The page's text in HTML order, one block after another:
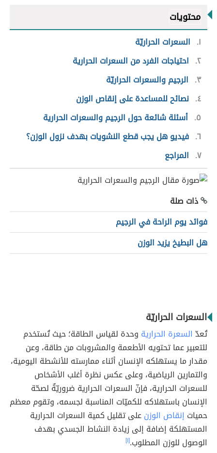
محتويات
١
السعرات الحراريّة
٢ احتياجات الفرد من السعرات الحرارية
٣
الرجيم والسعرات الحراريّة
٤ نصائح للمساعدة على إنقاص الوزن
٥ أسئلة شائعة حول الرجيم والسعرات الحرارية
٦ فيديو هل يجب قطع النشويات بهدف نزول الوزن؟
٧ المراجع
ذات صلة
فوائد يوم الراحة في الرجيم
هل البطيخ يزيد الوزن
السعرات الحراريّة
تُعدّ السعرة الحرارية وحدة لقياس الطاقة؛ حيث تُستخدم
للتعبير عما تحتويه الأطعمة والمشروبات من طاقة، وعن
مقدار ما يستهلكه الإنسان أثناء ممارسته للأنشطة اليومية،
والتمارين الرياضية، وعلى عكس نظرة أغلب الأشخاص
للسعرات الحرارية، فإنّ السعرات الحرارية ضروريّةٌ لصحّة
الإنسان باستهلاكه للكميّات المناسبة لجسمه، وتقوم معظم
حميات إنقاص الوزنعلى تقليل كمية السعرات الحرارية
المستهلكة إضافة إلى زيادة النشاط الجسدي بهدف
الوصول للوزن المطلوب.[١]